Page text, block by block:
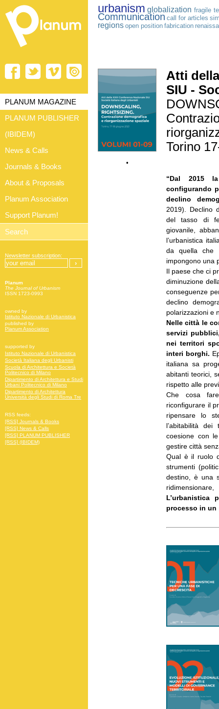
urbanism globalization fragile
Communication call for articles
regions open position fabrication
•
Atti
SIU -
Torino
“Dal 2015
configurando
declino
2019). Declino
del tasso di
giovanile,
l’urbanistica
da quella che
impongono una
Il paese che ci
diminuzione
conseguenze
declino
polarizzazioni e
Nelle città le
servizi
nei territori
interi borghi.
italiana sa
abitanti teorici,
rispetto alle
Che cosa
riconfigurare il
ripensare lo
l’abitabilità
coesione con
gestire città
Qual è il ruolo
strumenti
destino, è una
L’urbanistica
processo in un
PLANUM MAGAZINE
PLANUM PUBLISHER
(IBIDEM)
News & Calls
Journals & Books
About & Proposals
Planum Association
Support Planum!
Newsletter subscription:
Planum
The Journal of Urbanism
ISSN 1723-0993
owned by
Istituto Nazionale di Urbanistica
published by
Planum Association
supported by
Istituto Nazionale di Urbanistica
Società Italiana degli Urbanisti
Scuola di Architettura e Società
Politecnico di Milano
Dipartimento di Architettura e Studi
Urbani Politecnico di Milano
Dipartimento di Architettura
Università degli Studi di Roma Tre
RSS feeds:
[RSS] Journals & Books
[RSS] News & Calls
[RSS] PLANUM PUBLISHER
[RSS] (IBIDEM)